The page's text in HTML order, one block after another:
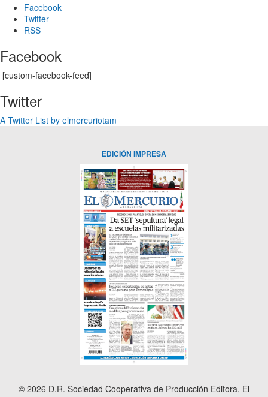
Facebook
Twitter
RSS
Facebook
[custom-facebook-feed]
Twitter
A Twitter List by elmercuriotam
EDICIÓN IMPRESA
© 2026 D.R. Sociedad Cooperativa de Producción Editora, El